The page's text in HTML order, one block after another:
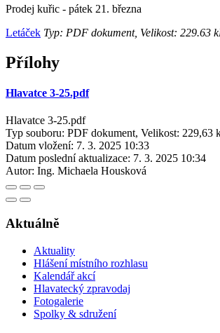
Prodej kuřic - pátek 21. března
Letáček Typ: PDF dokument, Velikost: 229.63
Přílohy
Hlavatce 3-25.pdf
Hlavatce 3-25.pdf
Typ souboru: PDF dokument, Velikost: 229,63
Datum vložení: 7. 3. 2025 10:33
Datum poslední aktualizace: 7. 3. 2025 10:34
Autor: Ing. Michaela Housková
Aktuálně
Aktuality
Hlášení místního rozhlasu
Kalendář akcí
Hlavatecký zpravodaj
Fotogalerie
Spolky & sdružení